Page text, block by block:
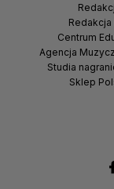
Redakcja
Centrum
Agencja
Studia
Sklep